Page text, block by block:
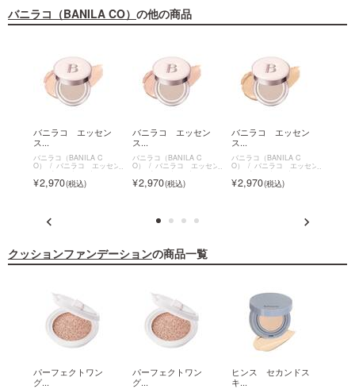
バニラコ（BANILA CO） の他の商品
バニラコ エッセン
ス...
バニラコ（BANILA C
O） バニラコ エッセン
ス スキン デュークッション
2,970
バニラコ エッセン
ス...
バニラコ（BANILA C
O） バニラコ エッセン
ス スキン デュークッション
2,970
バニラコ エッセン
ス...
バニラコ（BANILA C
O） バニラコ エッセン
ス スキン デュークッション
2,970
クッションファンデーションの商品一覧
パーフェクトワン
グ...
パーフェクトワン
グ...
ヒンス セカンドス
キ...